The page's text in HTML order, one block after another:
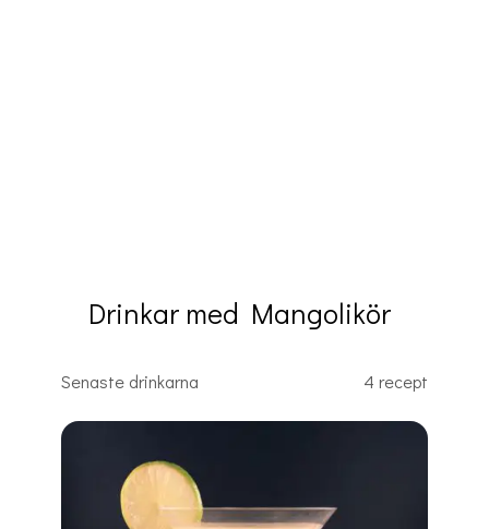
Drinkar med Mangolikör
Senaste drinkarna 4 recept